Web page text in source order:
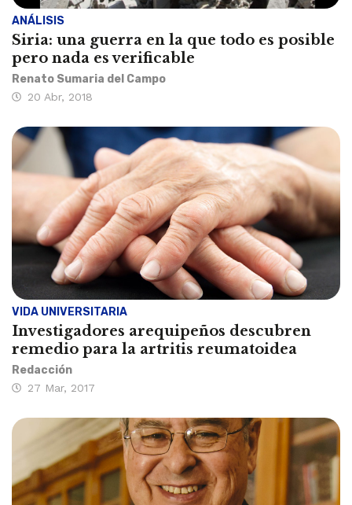
ANÁLISIS
Siria: una guerra en la que todo es posible
pero nada es verificable
Renato Sumaria del Campo
20 Abr, 2018
VIDA UNIVERSITARIA
Investigadores arequipeños descubren
remedio para la artritis reumatoidea
Redacción
27 Mar, 2017